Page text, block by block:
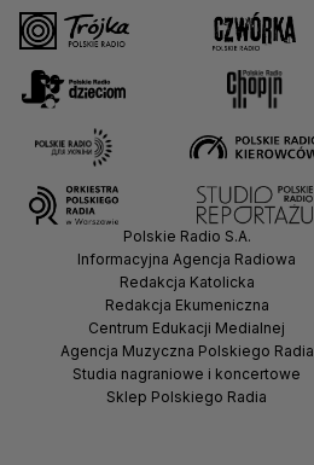
Polskie Radio S.A.
Informacyjna Agencja Radiowa
Redakcja Katolicka
Redakcja Ekumeniczna
Centrum Edukacji Medialnej
Agencja Muzyczna Polskiego Radia
Studia nagraniowe i koncertowe
Sklep Polskiego Radia